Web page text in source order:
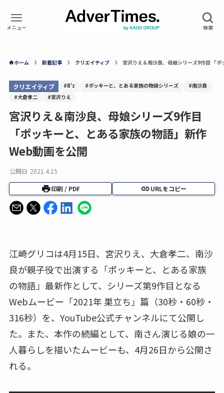
ホーム 新着記事 クリエイティブ 宮沢りえ＆南沙良、母娘シリーズ9作目 「
クリエイティブ #B'z #ポッキーと、とある家族の物語シリーズ
#南沙良
#大倉孝二
#宮沢りえ
宮沢りえ＆南沙良、母娘シリーズ9作目
「ポッキーと、とある家族の物語」新作
Web動画を公開
公開日 2021.4.15
印刷 / PDF URLをコピー
江崎グリコは4月15日、宮沢りえ、大倉孝二、南沙
良が親子役で出演する「ポッキーと、とある家族
の物語」最新作として、シリーズ第9作目となる
Webムービー「2021年 巣立ち」篇（30秒・60秒・
316秒）を、YouTube公式チャンネルにて公開し
た。また、本作の続編として、南さん演じる娘の一
人暮らしを描いたムービーも、4月26日から公開さ
れる。